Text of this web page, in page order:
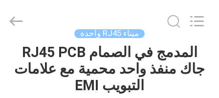
الصفحة
الرئيسية
Heling
Electronic
ميناء RJ45 واحدة
المدمج في الصمام RJ45 PCB
جاك منفذ واحد محمية مع علامات
التبويب EMI